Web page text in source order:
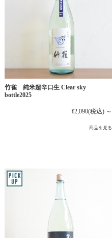
竹雀 純米超辛口生 Clear sky
bottle2025
¥2,090(税込) ～
商品を見る